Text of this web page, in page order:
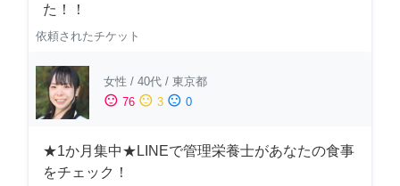
た！！
依頼されたチケット
女性 / 40代 / 東京都
sentiment_satisfied 76 sentiment_neutral 3 sentiment_dissatisfied 0
★1か月集中★LINEで管理栄養士があなたの食事
をチェック！